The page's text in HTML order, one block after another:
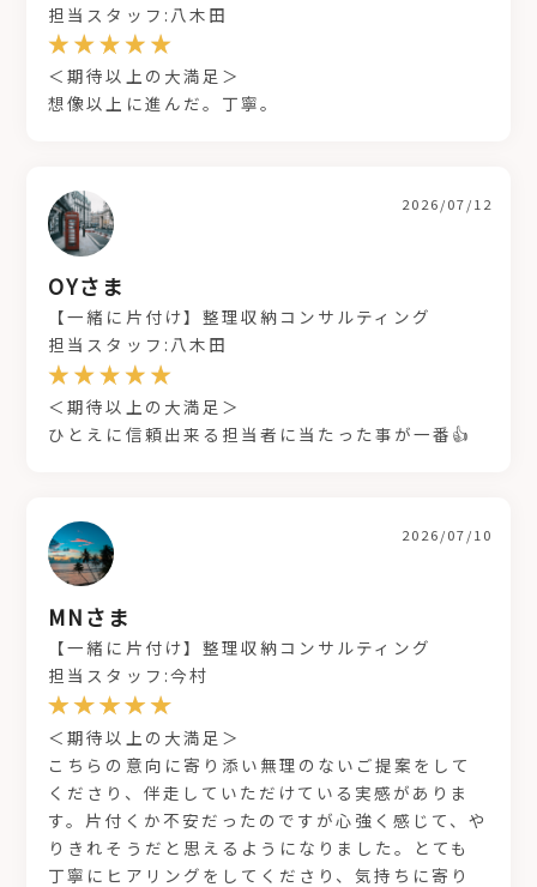
担当スタッフ:八木田
＜期待以上の大満足＞
想像以上に進んだ。丁寧。
OYさま
2026/07/12
【一緒に片付け】整理収納コンサルティング
担当スタッフ:八木田
＜期待以上の大満足＞
ひとえに信頼出来る担当者に当たった事が一番👍
MNさま
2026/07/10
【一緒に片付け】整理収納コンサルティング
担当スタッフ:今村
＜期待以上の大満足＞
こちらの意向に寄り添い無理のないご提案をして
くださり、伴走していただけている実感がありま
す。片付くか不安だったのですが心強く感じて、や
りきれそうだと思えるようになりました。とても
丁寧にヒアリングをしてくださり、気持ちに寄り